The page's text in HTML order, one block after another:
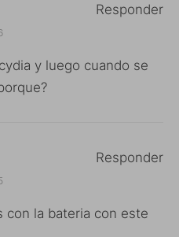
y luego cuando se
Responder
con la bateria con este
Responder